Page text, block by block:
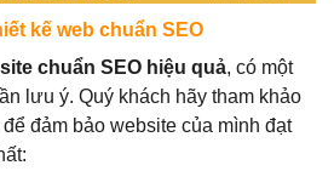
kế web chuẩn SEO
chuẩn SEO hiệu quả, có một
lưu ý. Quý khách hãy tham khảo
đảm bảo website của mình đạt